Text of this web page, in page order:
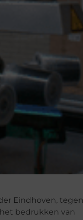
Eindhoven, tegen
bedrukken van